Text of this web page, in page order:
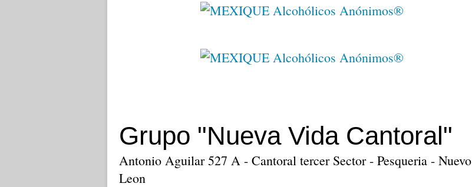
Grupo "Nueva Vida Cantoral"
Antonio Aguilar 527 A - Cantoral tercer Sector - Pesqueria - Nuevo
Leon